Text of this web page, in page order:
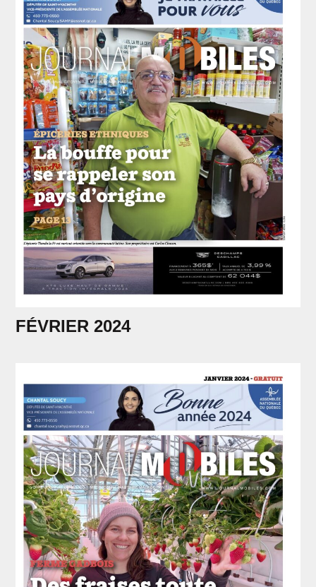
FÉVRIER 2024